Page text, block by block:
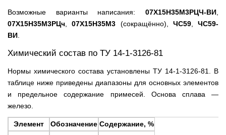
Возможные варианты написания: 07Х15Н35М3РЦЧ-ВИ
07Х15Н35М3РЦч ,07Х15Н35М3 (сокращённо), ЧС59, ЧС59-
ВИ
Химический состав по ТУ 14-1-3126-81
Нормы химического состава установлены ТУ 14-1-3126-81. В
таблице ниже приведены диапазоны для основных элементов
и предельное содержание примесей. Основа сплава —
железо.
Элемент Обозначение Содержание, %